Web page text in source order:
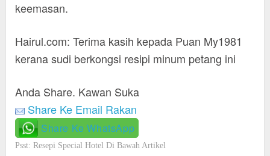
keemasan.
Hairul.com: Terima kasih kepada Puan My1981
kerana sudi berkongsi resipi minum petang ini
Anda Share. Kawan Suka
Share Ke Email Rakan
Share Ke WhatsApp
Psst: Resepi Special Hotel Di Bawah Artikel